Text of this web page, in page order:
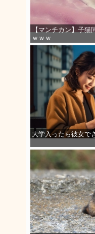
【マンチカン】子
ｗｗｗ
大学入ったら彼女で